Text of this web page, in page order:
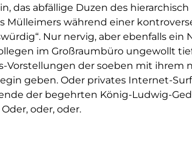
das abfällige Duzen des
Mülleimers während einer
Nur nervig, aber ebenfalls ein
im Großraumbüro ungewollt
Vorstellungen der soeben mit ihrem
geben. Oder privates Internet-
der begehrten König-Ludwig-
oder, oder.